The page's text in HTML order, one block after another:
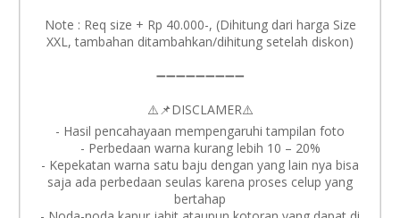
Note : Req size + Rp 40.000-, (Dihitung dari harga Size
XXL, tambahan ditambahkan/dihitung setelah diskon)
➖➖➖➖➖➖➖➖➖
⚠️📌DISCLAMER⚠️
- Hasil pencahayaan mempengaruhi tampilan foto
- Perbedaan warna kurang lebih 10 – 20%
- Kepekatan warna satu baju dengan yang lain nya bisa
saja ada perbedaan seulas karena proses celup yang
bertahap